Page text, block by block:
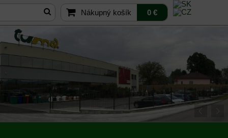
Nákupný košík 0 €